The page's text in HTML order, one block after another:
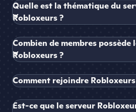
Quelle est la thématique du
Robloxeurs ?
Combien de membres possède
Robloxeurs ?
Comment rejoindre
Est-ce que le serveur